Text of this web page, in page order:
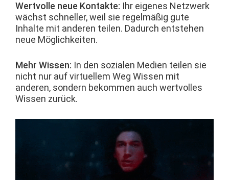
Wertvolle neue Kon­tak­te: Ihr eigenes Net­zw­erk
wächst schneller, weil sie regelmäßig gute
Inhalte mit anderen teilen. Dadurch entste­hen
neue Möglichkeiten.
Mehr Wis­sen: In den sozialen Medi­en teilen sie
nicht nur auf virtuellem Weg Wis­sen mit
anderen, son­dern bekom­men auch wertvolles
Wis­sen zurück.